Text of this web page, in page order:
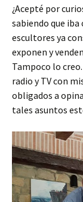
¿Acepté por
sabiendo que
escultores ya
exponen y
Tampoco lo
radio y TV con
obligados a
tales asuntos